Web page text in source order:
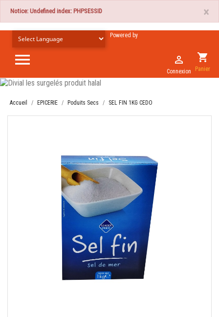
×
Notice: Undefined index: PHPSESSID
Powered by
 shopping_cart
Panier

Connexion
Accueil EPICERIE Poduits Secs SEL FIN 1KG CEDO